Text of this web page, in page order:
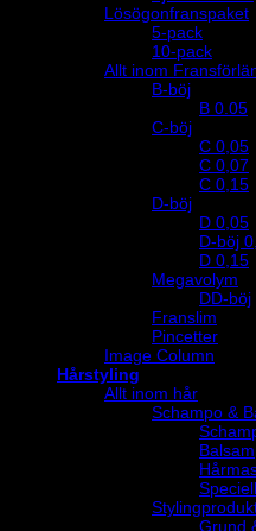
Lösögonfranspaket
5-pack
10-pack
Allt inom
B-böj
B 0.05
C-böj
C 0,05
C 0,07
C 0,15
D-böj
D 0,05
D-böj
D 0,15
Megavolym
DD-böj
Franslim
Pincetter
Image Column
Hårstyling
Allt inom hår
Schampo &
Balsam
Grund